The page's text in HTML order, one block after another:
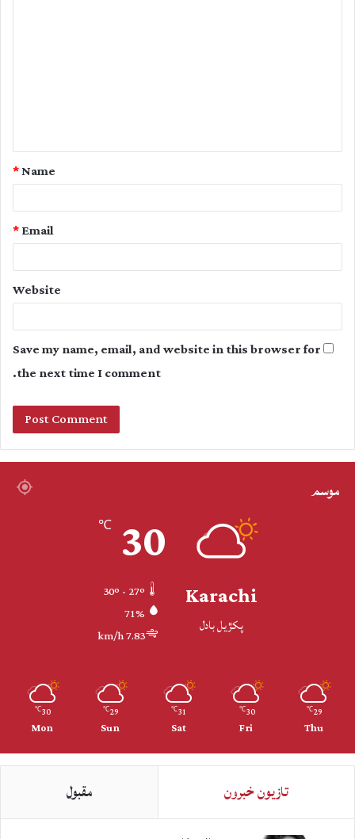
t
Name
*
Email
*
Website
Save my name, email, and website in this browser for
the next time I comment.
موسم
Karachi
پکڙيل بادل
30
℃
71%
7.83 km/h
29
℃
Thu
30
℃
Fri
31
℃
Sat
29
℃
Sun
30
℃
Mon
تازيون خبرون مقبول